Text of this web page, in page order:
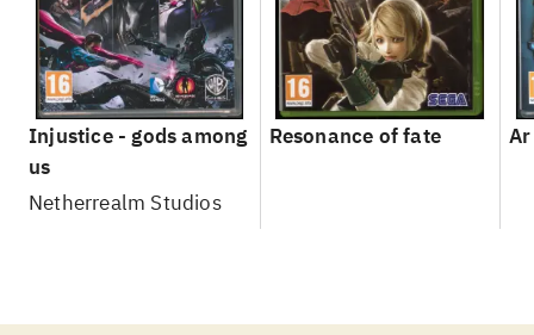
Injustice - gods among
us
Netherrealm Studios
Resonance of fate